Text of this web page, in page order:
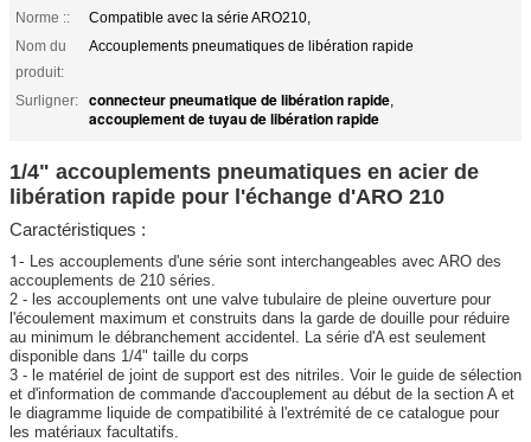
Norme ::
Compatible avec la série ARO210,
Nom du
produit:
Accouplements pneumatiques de libération rapide
Surligner: connecteur pneumatique de libération rapide,
accouplement de tuyau de libération rapide
1/4" accouplements pneumatiques en acier de
libération rapide pour l'échange d'ARO 210
Caractéristiques :
1-
Les accouplements d'une série sont interchangeables avec ARO des
accouplements de 210 séries.
2 - les accouplements ont une valve tubulaire de pleine ouverture pour
l'écoulement maximum et construits dans la garde de douille pour réduire
au minimum le débranchement accidentel. La série d'A est seulement
disponible dans 1/4" taille du corps
3 - le matériel de joint de support est des nitriles. Voir le guide de sélection
et d'information de commande d'accouplement au début de la section A et
le diagramme liquide de compatibilité à l'extrémité de ce catalogue pour
les matériaux facultatifs.